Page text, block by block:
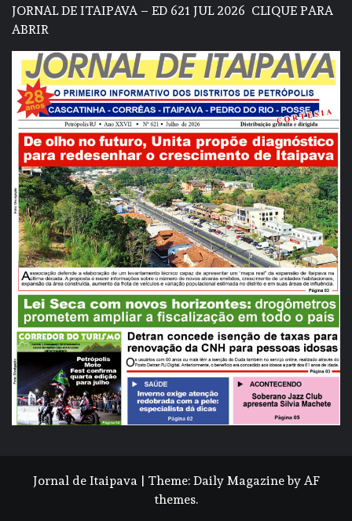
JORNAL DE ITAIPAVA – ED 621 JUL 2026 CLIQUE PARA
ABRIR
Jornal de Itaipava Theme: Daily Magazineby AF
themes.